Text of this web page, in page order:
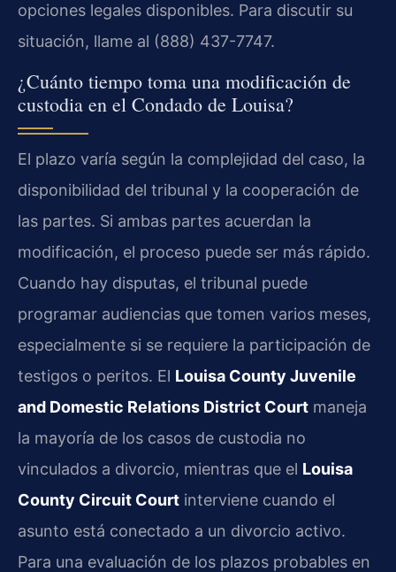
opciones legales disponibles. Para discutir su
situación, llame al (888) 437-7747.
¿Cuánto tiempo toma una modificación de
custodia en el Condado de Louisa?
El plazo varía según la complejidad del caso, la
disponibilidad del tribunal y la cooperación de
las partes. Si ambas partes acuerdan la
modificación, el proceso puede ser más rápido.
Cuando hay disputas, el tribunal puede
programar audiencias que tomen varios meses,
especialmente si se requiere la participación de
testigos o peritos. El Louisa County Juvenile
and Domestic Relations District Court maneja
la mayoría de los casos de custodia no
vinculados a divorcio, mientras que el Louisa
County Circuit Court interviene cuando el
asunto está conectado a un divorcio activo.
Para una evaluación de los plazos probables en